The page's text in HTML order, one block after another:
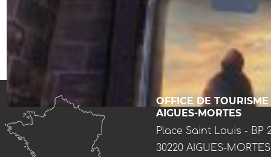
OFFICE DE TOURISME
AIGUES-MORTES
Place Saint Louis - BP
30220 AIGUES-MORTES